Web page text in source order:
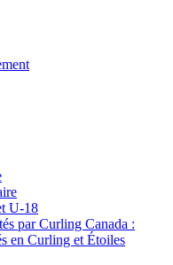
U-18
par Curling Canada :
en Curling et Étoiles